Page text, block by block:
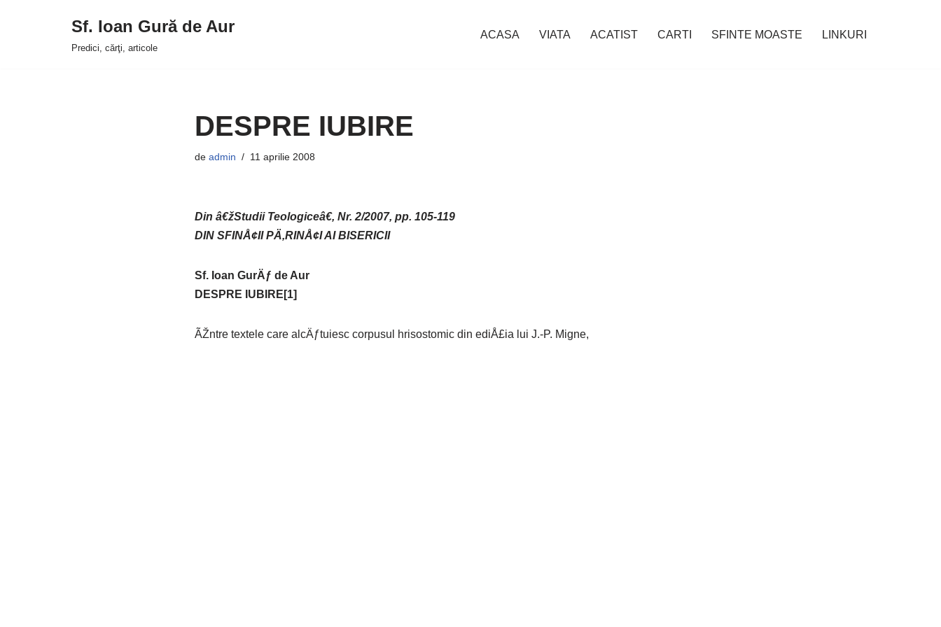
Sf. Ioan Gură de Aur
Predici, cărţi, articole
ACASA VIATA ACATIST CARTI SFINTE MOASTE LINKURI
DESPRE IUBIRE
de admin 11 aprilie 2008
Din â€žStudii Teologiceâ€, Nr. 2/2007, pp. 105-119
DIN SFINÅ¢II PÄ‚RINÅ¢I AI BISERICII
Sf. Ioan GurÄƒ de Aur
DESPRE IUBIRE[1]
ÃŽntre textele care alcÄƒtuiesc corpusul hrisostomic din ediÅ£ia lui J.-P. Migne,